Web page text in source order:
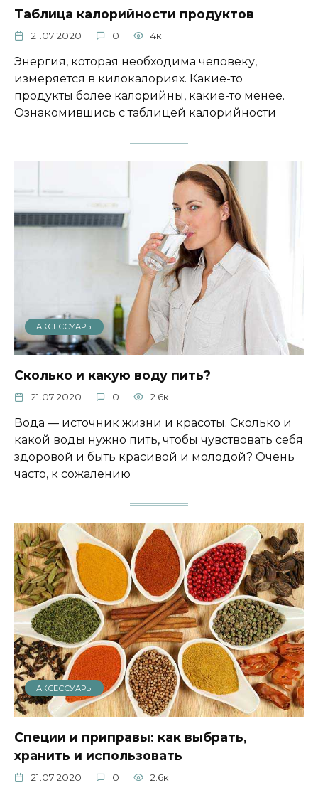
Таблица калорийности продуктов
21.07.2020 0 4к.
Энергия, которая необходима человеку,
измеряется в килокалориях. Какие-то
продукты более калорийны, какие-то менее.
Ознакомившись с таблицей калорийности
АКСЕССУАРЫ
Сколько и какую воду пить?
21.07.2020 0 2.6к.
Вода — источник жизни и красоты. Сколько и
какой воды нужно пить, чтобы чувствовать себя
здоровой и быть красивой и молодой? Очень
часто, к сожалению
АКСЕССУАРЫ
Специи и приправы: как выбрать,
хранить и использовать
21.07.2020 0 2.6к.